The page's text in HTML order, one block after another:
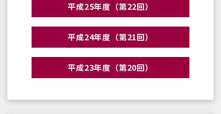
平成25年度（第22回）
平成24年度（第21回）
平成23年度（第20回）